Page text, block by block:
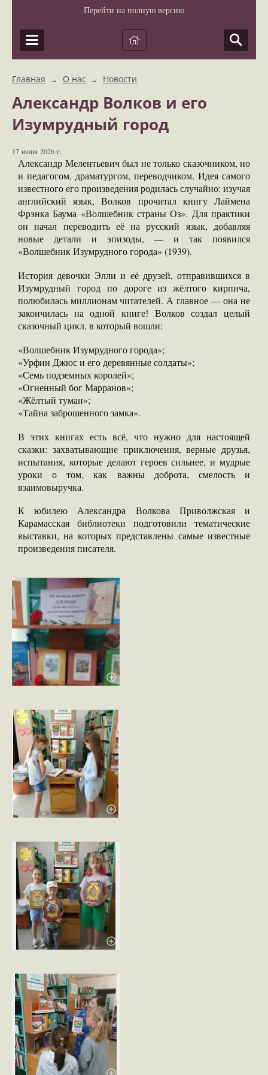
Перейти на полную версию
Главная → О нас → Новости
Александр Волков и его
Изумрудный город
17 июня 2026 г.
Александр Мелентьевич был не только сказочником, но
и педагогом, драматургом, переводчиком. Идея самого
известного его произведения родилась случайно: изучая
английский язык, Волков прочитал книгу Лаймена
Фрэнка Баума «Волшебник страны Оз». Для практики
он начал переводить её на русский язык, добавляя
новые детали и эпизоды, — и так появился
«Волшебник Изумрудного города» (1939).
История девочки Элли и её друзей, отправившихся в
Изумрудный город по дороге из жёлтого кирпича,
полюбилась миллионам читателей. А главное — она не
закончилась на одной книге! Волков создал целый
сказочный цикл, в который вошли:
«Волшебник Изумрудного города»;
«Урфин Джюс и его деревянные солдаты»;
«Семь подземных королей»;
«Огненный бог Марранов»;
«Жёлтый туман»;
«Тайна заброшенного замка».
В этих книгах есть всё, что нужно для настоящей
сказки: захватывающие приключения, верные друзья,
испытания, которые делают героев сильнее, и мудрые
уроки о том, как важны доброта, смелость и
взаимовыручка.
К юбилею Александра Волкова Приволжская и
Карамасская библиотеки подготовили тематические
выставки, на которых представлены самые известные
произведения писателя.